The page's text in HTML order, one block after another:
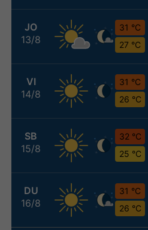
JO
13/8
31 °C
27 °C
VI
14/8
31 °C
26 °C
SB
15/8
32 °C
25 °C
DU
16/8
31 °C
26 °C